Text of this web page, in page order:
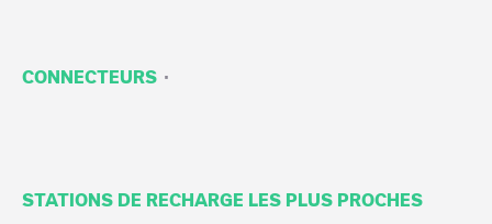
CONNECTEURS ·
STATIONS DE RECHARGE LES PLUS PROCHES